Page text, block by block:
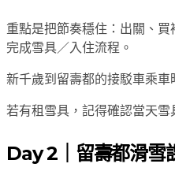
重點是把節奏穩住：出關、
完成雪具／入住流程。
新千歲到留壽都的接駁車乘車
若有租雪具，記得確認當天雪
Day 2｜留壽都滑雪